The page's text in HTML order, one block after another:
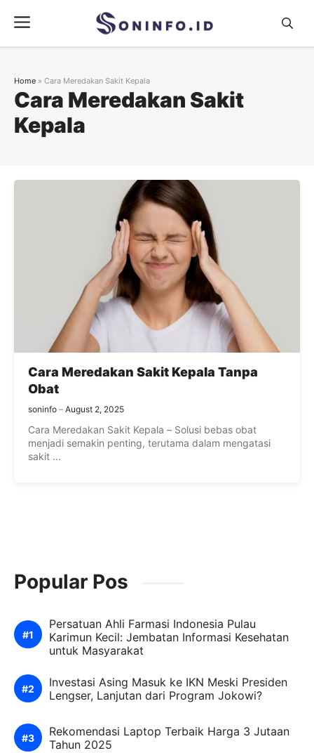
content
Menu
Cara Meredakan Sakit
Kepala
Home » Cara Meredakan Sakit Kepala
Cara Meredakan Sakit Kepala Tanpa
Obat
soninfo August 2, 2025
Cara Meredakan Sakit Kepala – Solusi bebas obat
menjadi semakin penting, terutama dalam mengatasi
sakit ...
Popular Pos
Persatuan Ahli Farmasi Indonesia Pulau
Karimun Kecil: Jembatan Informasi Kesehatan
untuk Masyarakat
Investasi Asing Masuk ke IKN Meski Presiden
Lengser, Lanjutan dari Program Jokowi?
Rekomendasi Laptop Terbaik Harga 3 Jutaan
Tahun 2025